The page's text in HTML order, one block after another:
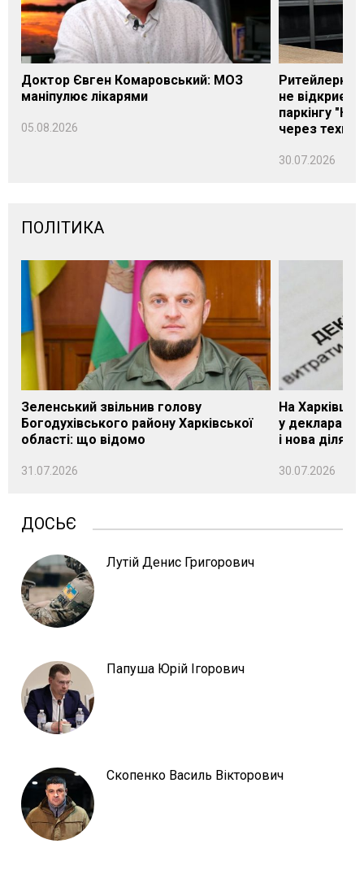
Доктор Євген Комаровський: МОЗ
маніпулює лікарями
05.08.2026
Ритейлерка
не
паркінгу
через
30.07.2026
ПОЛІТИКА
Зеленський звільнив голову
Богодухівського району Харківської
області: що відомо
31.07.2026
На
у декларації
і нова
30.07.2026
ДОСЬЄ
Лутій Денис Григорович
Папуша Юрій Ігорович
Скопенко Василь Вікторович